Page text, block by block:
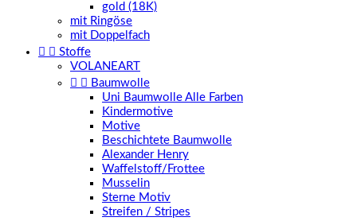
gold (18K)
mit Ringöse
mit Doppelfach
  Stoffe
VOLANEART
  Baumwolle
Uni Baumwolle Alle Farben
Kindermotive
Motive
Beschichtete Baumwolle
Alexander Henry
Waffelstoff/Frottee
Musselin
Sterne Motiv
Streifen / Stripes